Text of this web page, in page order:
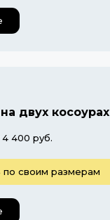
двух косоурах
400 руб.
по своим размерам